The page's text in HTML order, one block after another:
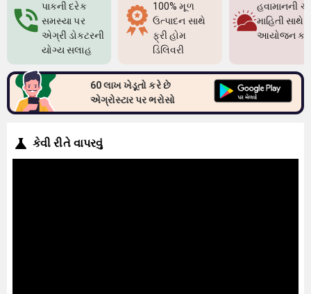
પાકની દરેક
સમસ્યા પર
એગ્રી ડોક્ટરની
યોગ્ય સલાહ
100% મૂળ
ઉત્પાદન સાથે
ફ્રી હોમ
ડિલિવરી
હવામાનની
માહિતી સાથે
આયોજન
60 લાખ ખેડૂતો કરે છે
એગ્રોસ્ટાર પર ભરોસો
કેવી રીતે વાપરવું